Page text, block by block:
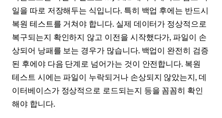
일을 따로 저장해두는 식입니다. 특히 백업 후에는 반드시
복원 테스트를 거쳐야 합니다. 실제 데이터가 정상적으로
복구되는지 확인하지 않고 이전을 시작했다가, 파일이 손
상되어 낭패를 보는 경우가 많습니다. 백업이 완전히 검증
된 후에야 다음 단계로 넘어가는 것이 안전합니다. 복원
테스트 시에는 파일이 누락되거나 손상되지 않았는지, 데
이터베이스가 정상적으로 로드되는지 등을 꼼꼼히 확인
해야 합니다.